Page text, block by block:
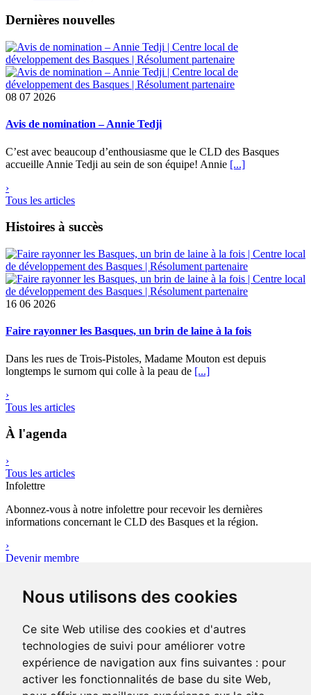
Nous utilisons des cookies
Ce site Web utilise des cookies et d'autres
technologies de suivi pour améliorer votre
expérience de navigation aux fins suivantes : pour
activer les fonctionnalités de base du site Web,
Dernières nouvelles
08 07 2026
Avis de nomination – Annie Tedji
C’est avec beaucoup d’enthousiasme que le CLD des Basques
accueille Annie Tedji au sein de son équipe! Annie [...]
›
Tous les articles
Histoires à succès
16 06 2026
Faire rayonner les Basques, un brin de laine à la fois
Dans les rues de Trois-Pistoles, Madame Mouton est depuis
longtemps le surnom qui colle à la peau de [...]
›
Tous les articles
À l'agenda
›
Tous les articles
Infolettre
Abonnez-vous à notre infolettre pour recevoir les dernières
informations concernant le CLD des Basques et la région.
›
Devenir membre
Avez-vous votre plan d’affaires ?
Le plan d’affaires réunit l’ensemble des données quantitatives,
portez.
Consulter les outils